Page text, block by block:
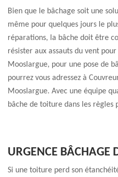
Bien que le bâchage soit une
même pour quelques jours le
réparations, la bâche doit être
résister aux assauts du vent
Mooslargue, pour une pose de
pourrez vous adressez à
Mooslargue. Avec une équipe
bâche de toiture dans les règles
URGENCE BÂCHAGE
Si une toiture perd son